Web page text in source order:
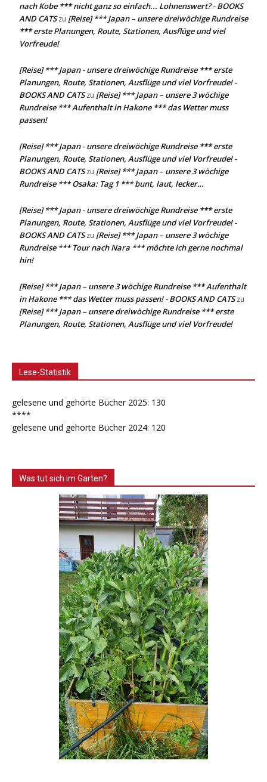
nach Kobe *** nicht ganz so einfach... Lohnenswert? - BOOKS
AND CATSzu [Reise] *** Japan – unsere dreiwöchige Rundreise
*** erste Planungen, Route, Stationen, Ausflüge und viel
Vorfreude!
[Reise] *** Japan - unsere dreiwöchige Rundreise *** erste
Planungen, Route, Stationen, Ausflüge und viel Vorfreude! -
BOOKS AND CATSzu [Reise] *** Japan – unsere 3 wöchige
Rundreise *** Aufenthalt in Hakone *** das Wetter muss
passen!
[Reise] *** Japan - unsere dreiwöchige Rundreise *** erste
Planungen, Route, Stationen, Ausflüge und viel Vorfreude! -
BOOKS AND CATSzu [Reise] *** Japan – unsere 3 wöchige
Rundreise *** Osaka: Tag 1 *** bunt, laut, lecker…
[Reise] *** Japan - unsere dreiwöchige Rundreise *** erste
Planungen, Route, Stationen, Ausflüge und viel Vorfreude! -
BOOKS AND CATSzu [Reise] *** Japan – unsere 3 wöchige
Rundreise *** Tour nach Nara *** möchte ich gerne nochmal
hin!
[Reise] *** Japan – unsere 3 wöchige Rundreise *** Aufenthalt
in Hakone *** das Wetter muss passen! - BOOKS AND CATSzu
[Reise] *** Japan – unsere dreiwöchige Rundreise *** erste
Planungen, Route, Stationen, Ausflüge und viel Vorfreude!
Lese-Statistik
gelesene und gehörte Bücher 2025: 130
****
gelesene und gehörte Bücher 2024: 120
Was tut sich im Garten?